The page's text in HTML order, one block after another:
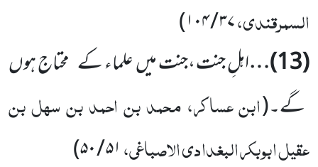
السمرقندی،۳۷/۱۰۴)
(
13
)…اہلِ جنت ،جنت میںعلماء کے محتاج ہوں
گے۔(ابن عساکر، محمد بن احمد بن سہل بن
عقیل ابوبکر البغدادی الاصباغی،۵۱/۵۰)